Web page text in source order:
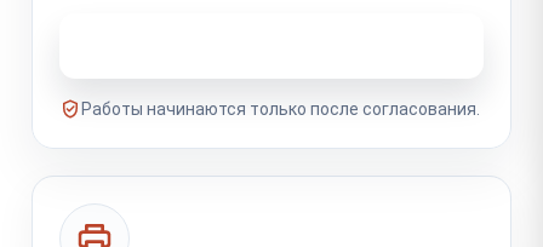
Работы начинаются только после согласования.